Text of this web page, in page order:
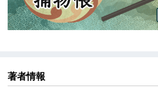
著者情報